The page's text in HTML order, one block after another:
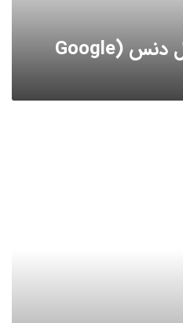
رقص گوگل یا گوگل دنس (Google